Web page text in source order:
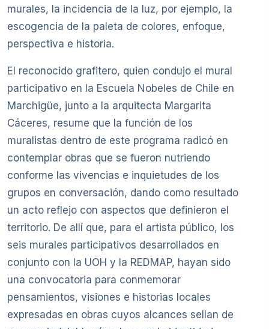
murales, la incidencia de la luz, por ejemplo, la
escogencia de la paleta de colores, enfoque,
perspectiva e historia.
El reconocido grafitero, quien condujo el mural
participativo en la Escuela Nobeles de Chile en
Marchigüe, junto a la arquitecta Margarita
Cáceres, resume que la función de los
muralistas dentro de este programa radicó en
contemplar obras que se fueron nutriendo
conforme las vivencias e inquietudes de los
grupos en conversación, dando como resultado
un acto reflejo con aspectos que definieron el
territorio. De allí que, para el artista público, los
seis murales participativos desarrollados en
conjunto con la UOH y la REDMAP, hayan sido
una convocatoria para conmemorar
pensamientos, visiones e historias locales
expresadas en obras cuyos alcances sellan de